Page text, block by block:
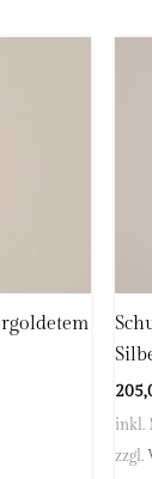
inkl.
zzgl.